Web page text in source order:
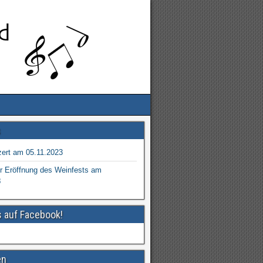
am 05.11.2023
Eröffnung des Weinfests am
auf Facebook!